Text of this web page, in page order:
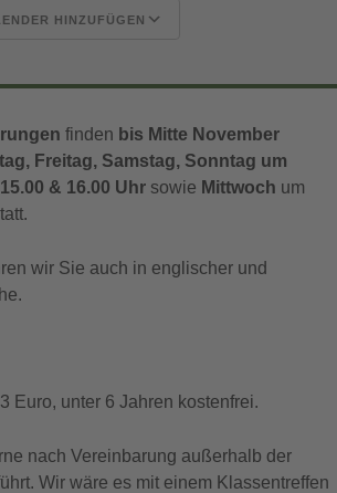
HINZUFÜGEN
finden bis Mitte November
Freitag, Samstag, Sonntag um
& 16.00 Uhr sowie Mittwoch um
wir Sie auch in englischer und
3 Euro, unter 6 Jahren kostenfrei.
nach Vereinbarung außerhalb der
Wir wäre es mit einem Klassentreffen